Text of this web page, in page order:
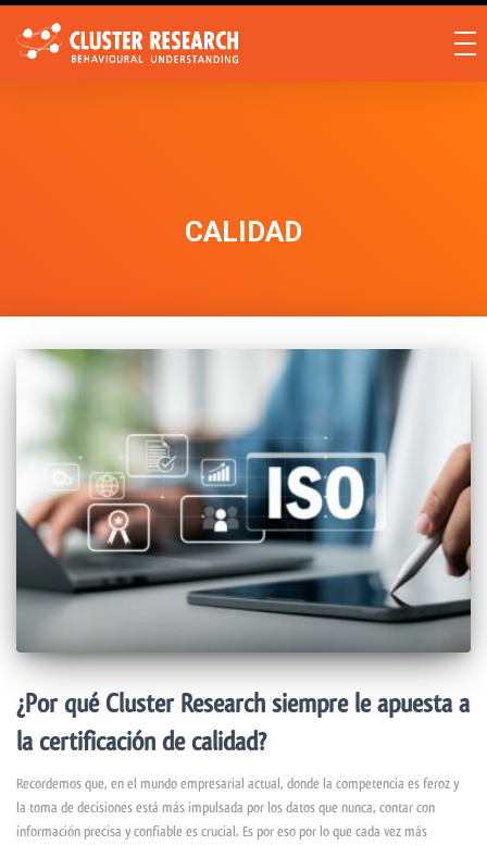
CALIDAD
¿Por qué Cluster Research siempre le apuesta a
la certificación de calidad?
Recordemos que, en el mundo empresarial actual, donde la competencia es feroz y
la toma de decisiones está más impulsada por los datos que nunca, contar con
información precisa y confiable es crucial. Es por eso por lo que cada vez más